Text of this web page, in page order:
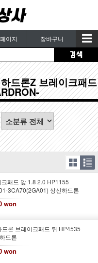
이지 장바구니
드론Z 브레이크패드
패드 앞 1.8 2.0 HP1155
3CA70(2GA01) 상신하드론
won
론 브레이크패드 뒤 HP4535
드론
won